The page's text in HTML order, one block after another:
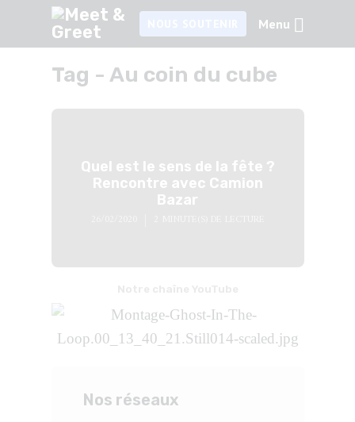
Menu
Tag - Au coin du cube
Quel est le sens de la fête ?
Rencontre avec Camion
Bazar
Nos réseaux